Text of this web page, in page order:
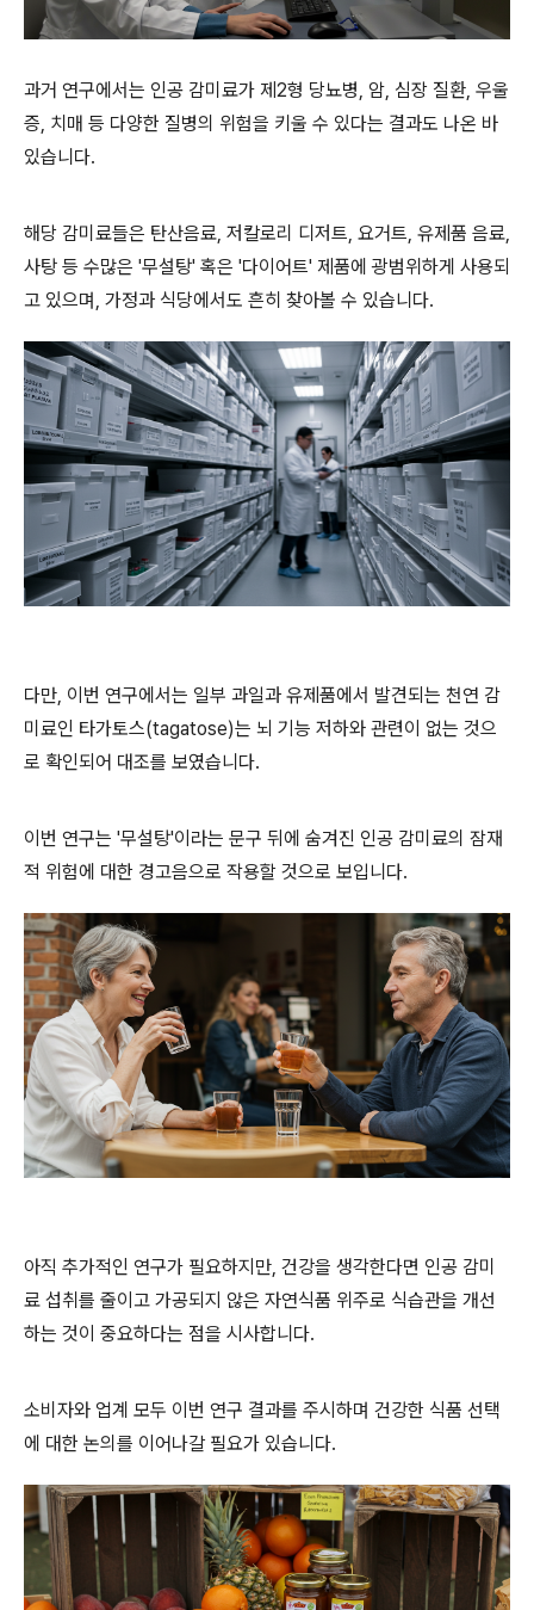
과거 연구에서는 인공 감미료가 제2형 당뇨병, 암, 심장 질환, 우울
증, 치매 등 다양한 질병의 위험을 키울 수 있다는 결과도 나온 바
있습니다.
해당 감미료들은 탄산음료, 저칼로리 디저트, 요거트, 유제품 음료,
사탕 등 수많은 '무설탕' 혹은 '다이어트' 제품에 광범위하게 사용되
고 있으며, 가정과 식당에서도 흔히 찾아볼 수 있습니다.
다만, 이번 연구에서는 일부 과일과 유제품에서 발견되는 천연 감
미료인 타가토스(tagatose)는 뇌 기능 저하와 관련이 없는 것으
로 확인되어 대조를 보였습니다.
이번 연구는 '무설탕'이라는 문구 뒤에 숨겨진 인공 감미료의 잠재
적 위험에 대한 경고음으로 작용할 것으로 보입니다.
아직 추가적인 연구가 필요하지만, 건강을 생각한다면 인공 감미
료 섭취를 줄이고 가공되지 않은 자연식품 위주로 식습관을 개선
하는 것이 중요하다는 점을 시사합니다.
소비자와 업계 모두 이번 연구 결과를 주시하며 건강한 식품 선택
에 대한 논의를 이어나갈 필요가 있습니다.